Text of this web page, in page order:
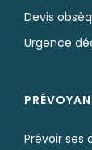
Devis
Urgence
Prévoir ses